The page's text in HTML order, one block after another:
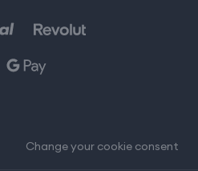
Change your cookie consent